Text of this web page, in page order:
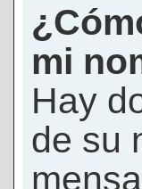
mi
Hay
de su